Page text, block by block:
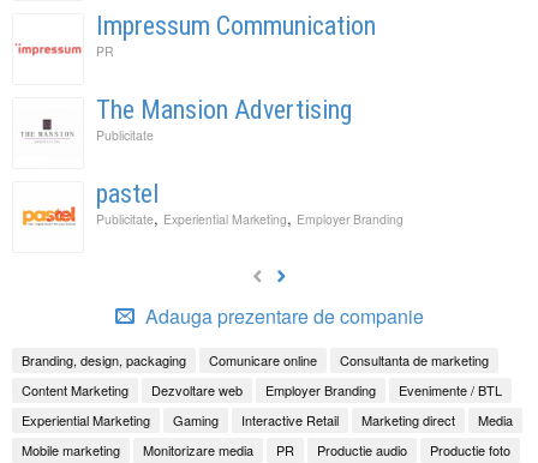
Impressum Communication
PR
The Mansion Advertising
Publicitate
pastel
Publicitate, Experiential Marketing, Employer Branding
Adauga prezentare de companie
Branding, design, packaging Comunicare online
Consultanta de marketing
Content Marketing
Dezvoltare web Employer Branding
Evenimente / BTL
Experiential Marketing
Gaming Interactive Retail Marketing direct
Media
Mobile marketing
Monitorizare media PR Productie audio
Productie foto